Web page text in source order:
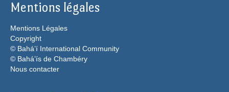
Mentions légales
Mentions Légales
Copyright
© Bahá’í International Community
© Bahá’ís de Chambéry
Nous contacter